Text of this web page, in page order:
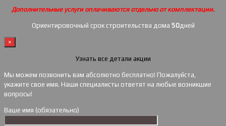
Дополнительные услуги оплачиваются отдельно от комплектации.
Ориентировочный срок строительства дома 50дней
×
Узнать все детали акции
Мы можем позвонить вам абсолютно бесплатно! Пожалуйста,
укажите свое имя. Наши специалисты ответят на любые возникшие
вопросы!
Ваше имя (обязательно)